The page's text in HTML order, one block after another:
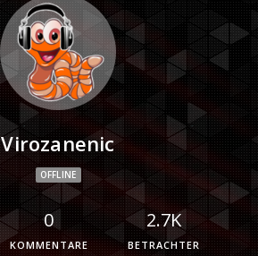
Virozanenic
OFFLINE
0
KOMMENTARE
2.7K
BETRACHTER